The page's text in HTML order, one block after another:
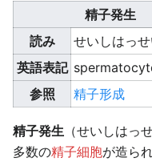
精子発生
読み
せいしはっ
英語表記
参照
精子形成
精子発生 （せいしはっ
多数の精子細胞が造ら